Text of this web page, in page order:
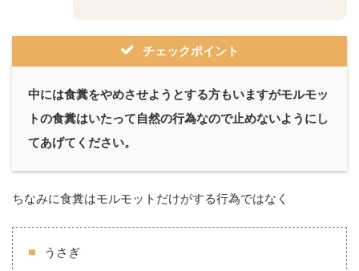
チェックポイント
中には食糞をやめさせようとする方もいますがモルモッ
トの食糞はいたって自然の行為なので止めないようにし
てあげてください。
ちなみに食糞はモルモットだけがする行為ではなく
うさぎ